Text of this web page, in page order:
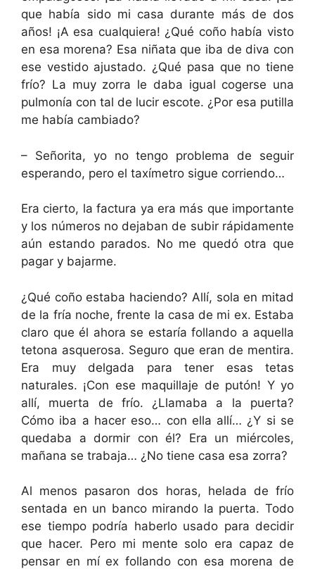
que había sido mi casa durante más de dos
años! ¡A esa cualquiera! ¿Qué coño había visto
en esa morena? Esa niñata que iba de diva con
ese vestido ajustado. ¿Qué pasa que no tiene
frío? La muy zorra le daba igual cogerse una
pulmonía con tal de lucir escote. ¿Por esa putilla
me había cambiado?
– Señorita, yo no tengo problema de seguir
esperando, pero el taxímetro sigue corriendo…
Era cierto, la factura ya era más que importante
y los números no dejaban de subir rápidamente
aún estando parados. No me quedó otra que
pagar y bajarme.
¿Qué coño estaba haciendo? Allí, sola en mitad
de la fría noche, frente la casa de mi ex. Estaba
claro que él ahora se estaría follando a aquella
tetona asquerosa. Seguro que eran de mentira.
Era muy delgada para tener esas tetas
naturales. ¡Con ese maquillaje de putón! Y yo
allí, muerta de frío. ¿Llamaba a la puerta?
Cómo iba a hacer eso… con ella allí… ¿Y si se
quedaba a dormir con él? Era un miércoles,
mañana se trabaja… ¿No tiene casa esa zorra?
Al menos pasaron dos horas, helada de frío
sentada en un banco mirando la puerta. Todo
ese tiempo podría haberlo usado para decidir
que hacer. Pero mi mente solo era capaz de
pensar en mí ex follando con esa morena de